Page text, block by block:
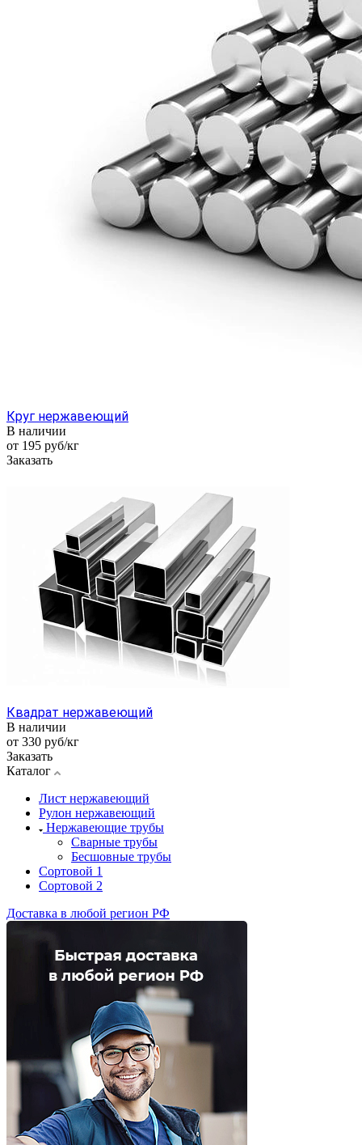
Круг нержавеющий
В наличии
от 195 руб/кг
Заказать
Квадрат нержавеющий
В наличии
от 330 руб/кг
Заказать
Каталог
Лист нержавеющий
Рулон нержавеющий
Нержавеющие трубы
Сварные трубы
Бесшовные трубы
Сортовой 1
Сортовой 2
Доставка в любой регион РФ